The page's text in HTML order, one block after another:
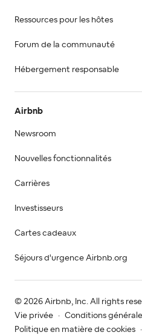
Ressources pour les hôtes
Forum de la communauté
Hébergement responsable
Airbnb
Newsroom
Nouvelles fonctionnalités
Carrières
Investisseurs
Cartes cadeaux
Séjours d'urgence Airbnb.org
© 2026 Airbnb, Inc. All rights
Vie privée
· Conditions
Politique en matière de cookies
·